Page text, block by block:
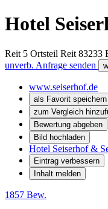
Hotel
Reit 5 Ortsteil Reit 83233
unverb. Anfrage senden
www.seiserhof.de
als Favorit speichern
zum Vergleich
Bewertung abgeben
Bild hochladen
Hotel Seiserhof &
Eintrag verbessern
Inhalt melden
1857 Bew.